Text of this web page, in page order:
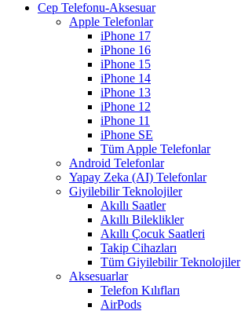
Cep Telefonu-Aksesuar
Apple Telefonlar
iPhone 17
iPhone 16
iPhone 15
iPhone 14
iPhone 13
iPhone 12
iPhone 11
iPhone SE
Tüm Apple Telefonlar
Android Telefonlar
Yapay Zeka (AI) Telefonlar
Giyilebilir Teknolojiler
Akıllı Saatler
Akıllı Bileklikler
Akıllı Çocuk Saatleri
Takip Cihazları
Tüm Giyilebilir Teknolojiler
Aksesuarlar
Telefon Kılıfları
AirPods